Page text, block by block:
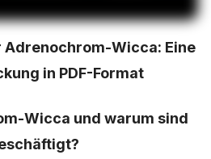
Adrenochrom-Wicca: Eine
in PDF-Format
Wicca und warum sind